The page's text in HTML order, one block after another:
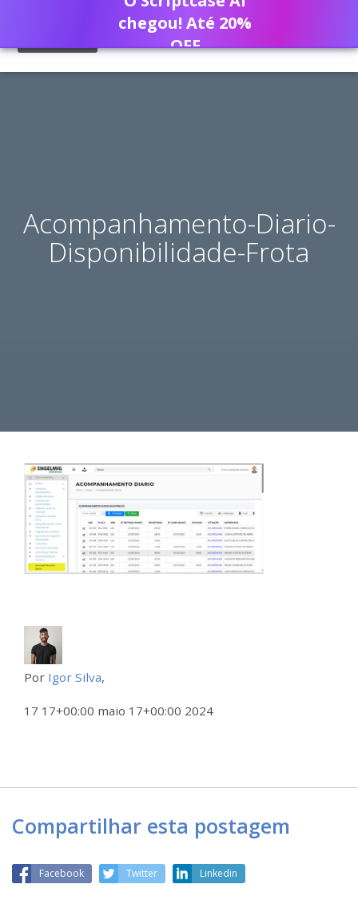
Acompanhamento-Diario-
Disponibilidade-Frota
Por Igor Silva,
17 17+00:00 maio 17+00:00 2024
Compartilhar esta postagem
Facebook Twitter Linkedin
chegou! Até 20%
OFF